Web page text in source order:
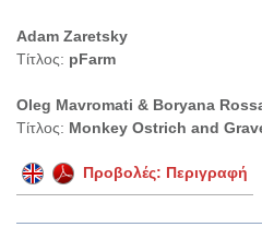
Adam Zaretsky
Τίτλος: pFarm
Oleg Mavromati & Boryana
Τίτλος: Monkey Ostrich and
Προβολές: Περιγραφή